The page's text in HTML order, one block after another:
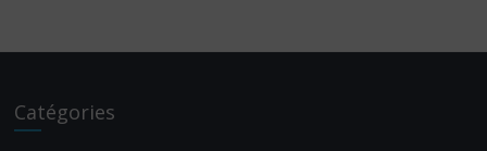
Catégories